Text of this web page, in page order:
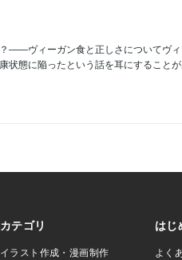
――ヴィーガン食と正しさについてヴ
状態に陥ったという話を耳にすること